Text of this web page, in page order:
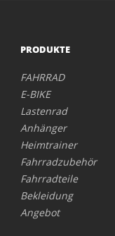
PRODUKTE
FAHRRAD
E-BIKE
Lastenrad
Anhänger
Heimtrainer
Fahrradzubehör
Fahrradteile
Bekleidung
Angebot